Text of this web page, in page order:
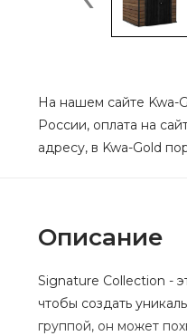
На нашем сайте Kwa-
России, оплата на
адресу, в Kwa-Gold
Описание
Signature Collection -
чтобы создать
группой, он может